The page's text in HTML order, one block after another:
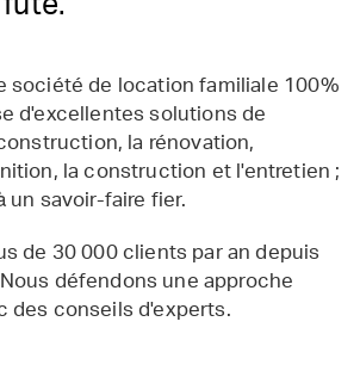
société de location familiale 100%
d'excellentes solutions de
la rénovation,
la construction et l'entretien ;
un savoir-faire fier.
de 30 000 clients par an depuis
défendons une approche
des conseils d'experts.